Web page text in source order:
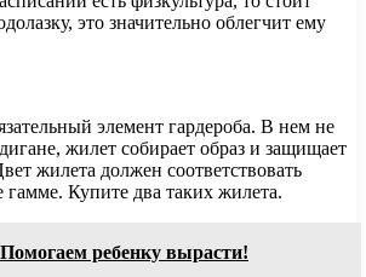
это значительно облегчит ему
элемент гардероба. В нем не
жилет собирает образ и защищает
жилета должен соответствовать
Купите два таких жилета.
Помогаем ребенку вырасти!